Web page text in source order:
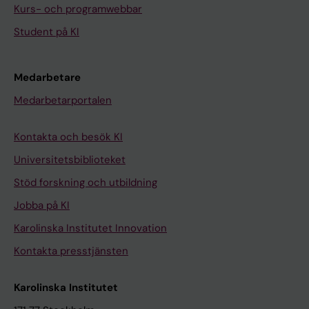
Kurs- och programwebbar
Student på KI
Medarbetare
Medarbetarportalen
Kontakta och besök KI
Universitetsbiblioteket
Stöd forskning och utbildning
Jobba på KI
Karolinska Institutet Innovation
Kontakta presstjänsten
Karolinska Institutet